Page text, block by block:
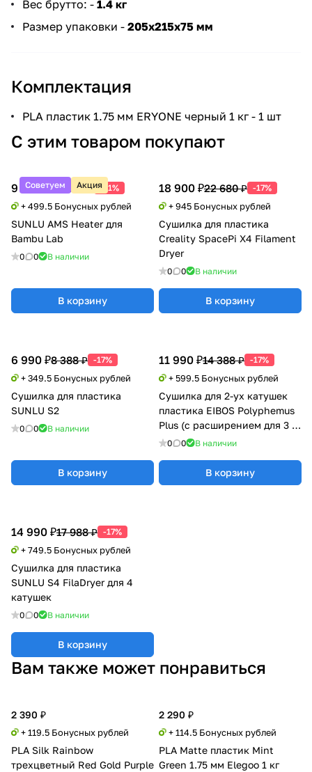
Вес брутто: - 1.4 кг
Размер упаковки - 205х215х75 мм
Комплектация
PLA пластик 1.75 мм ERYONE черный 1 кг - 1 шт
С этим товаром покупают
Советуем Акция
9 990 ₽20 388 ₽ -51%
+ 499.5 Бонусных рублей
SUNLU AMS Heater для
Bambu Lab
0 0 В наличии
В корзину
18 900 ₽22 680 ₽ -17%
+ 945 Бонусных рублей
Сушилка для пластика
Creality SpacePi X4 Filament
Dryer
0 0 В наличии
В корзину
6 990 ₽8 388 ₽ -17%
+ 349.5 Бонусных рублей
Сушилка для пластика
SUNLU S2
0 0 В наличии
В корзину
11 990 ₽14 388 ₽ -17%
+ 599.5 Бонусных рублей
Сушилка для 2-ух катушек
пластика EIBOS Polyphemus
Plus (с расширением для 3 кг
катушки)
0 0 В наличии
В корзину
14 990 ₽17 988 ₽ -17%
+ 749.5 Бонусных рублей
Сушилка для пластика
SUNLU S4 FilaDryer для 4
катушек
0 0 В наличии
В корзину
Вам также может понравиться
2 390 ₽
+ 119.5 Бонусных рублей
PLA Silk Rainbow
трехцветный Red Gold Purple
2 290 ₽
+ 114.5 Бонусных рублей
PLA Matte пластик Mint
Green 1.75 мм Elegoo 1 кг